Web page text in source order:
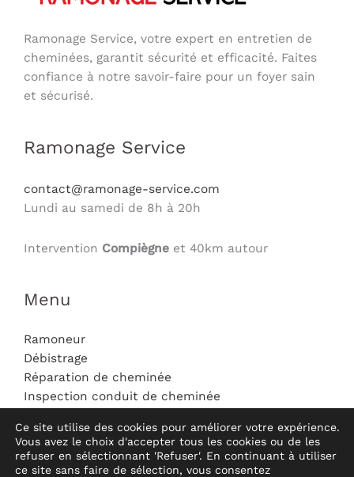
Ramonage Service, votre expert en entretien de
cheminées, garantit sécurité et efficacité. Faites
confiance à notre savoir-faire pour un foyer sain
et sécurisé.
Ramonage Service
contact@ramonage-service.com
Lundi au samedi de 8h à 20h
Intervention Compiègne et 40km autour
Menu
Ramoneur
Débistrage
Réparation de cheminée
Inspection conduit de cheminée
Contact
Ce site utilise des cookies pour améliorer votre expérience.
Vous avez le choix d'accepter tous les cookies ou de les
refuser en sélectionnant 'Refuser'. En continuant à utiliser
ce site sans faire de sélection, vous consentez